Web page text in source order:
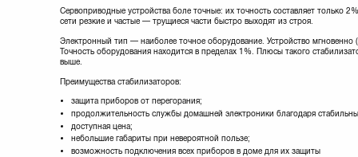
Сервоприводные устройства боле точные: их точность составляет только
сети резкие и частые — трущиеся части быстро выходят из строя.
Электронный тип — наиболее точное оборудование. Устройство мгновенно
Точность оборудования находится в пределах 1%. Плюсы такого
выше.
Преимущества стабилизаторов:
защита приборов от перегорания;
продолжительность службы домашней электроники благодаря
доступная цена;
небольшие габариты при невероятной пользе;
возможность подключения всех приборов в доме для их защиты